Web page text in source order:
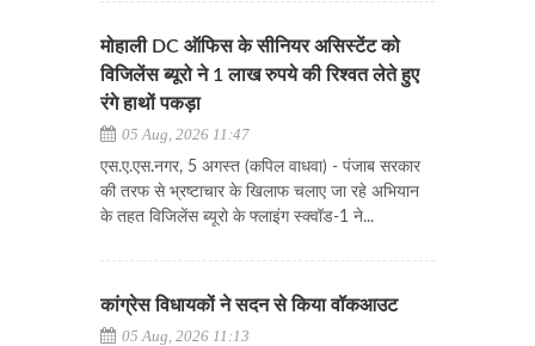
मोहाली DC ऑफिस के सीनियर असिस्टेंट को
विजिलेंस ब्यूरो ने 1 लाख रुपये की रिश्वत लेते हुए
रंगे हाथों पकड़ा
05 Aug, 2026 11:47
एस.ए.एस.नगर, 5 अगस्त (कपिल वाधवा) - पंजाब सरकार
की तरफ से भ्रष्टाचार के खिलाफ चलाए जा रहे अभियान
के तहत विजिलेंस ब्यूरो के फ्लाइंग स्क्वॉड-1 ने...
कांग्रेस विधायकों ने सदन से किया वॉकआउट
05 Aug, 2026 11:13